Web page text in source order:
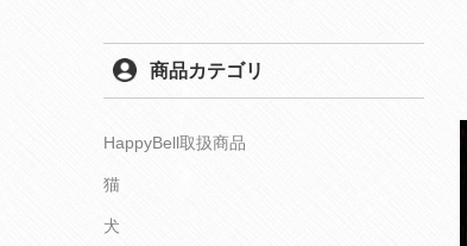
商品カテゴリ
HappyBell取扱商品
猫
犬